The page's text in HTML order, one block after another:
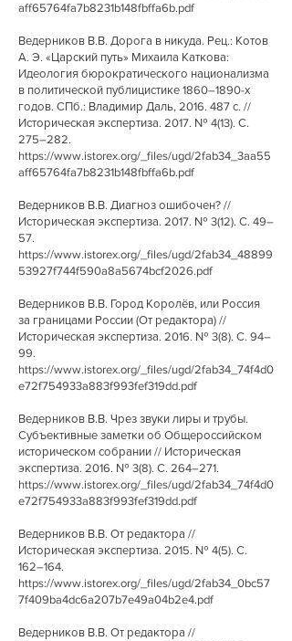
aff65764fa7b8231b148fbffa6b.pdf
Ведерников В.В. Дорога в никуда. Рец.: Котов
А. Э. «Царский путь» Михаила Каткова:
Идеология бюрократического национализма
в политической публицистике 1860–1890-х
годов. СПб.: Владимир Даль, 2016. 487 с. //
Историческая экспертиза. 2017. № 4(13). С.
275–282.
https://www.istorex.org/_files/ugd/2fab34_3aa55
aff65764fa7b8231b148fbffa6b.pdf
Ведерников В.В. Диагноз ошибочен? //
Историческая экспертиза. 2017. № 3(12). С. 49–
57.
https://www.istorex.org/_files/ugd/2fab34_48899
53927f744f590a8a5674bcf2026.pdf
Ведерников В.В. Город Королёв, или Россия
за границами России (От редактора) //
Историческая экспертиза. 2016. № 3(8). С. 94–
99.
https://www.istorex.org/_files/ugd/2fab34_74f4d0
e72f754933a883f993fef319dd.pdf
Ведерников В.В. Чрез звуки лиры и трубы.
Субъективные заметки об Общероссийском
историческом собрании // Историческая
экспертиза. 2016. № 3(8). С. 264–271.
https://www.istorex.org/_files/ugd/2fab34_74f4d0
e72f754933a883f993fef319dd.pdf
Ведерников В.В. От редактора //
Историческая экспертиза. 2015. № 4(5). С.
162–164.
https://www.istorex.org/_files/ugd/2fab34_0bc57
7f409ba4dc6a207b7e49a04b2e4.pdf
Ведерников В.В. От редактора //